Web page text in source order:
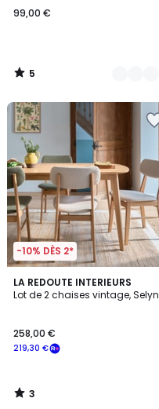
99,00 €
5
/
-10% DÈS 2*
LA REDOUTE INTERIEURS
Lot de 2 chaises vintage, Selyn
219,30 €
258,00 €
3
/
3
/